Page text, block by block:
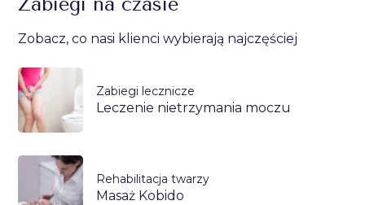
Zobacz, co nasi klienci wybierają najczęściej
Zabiegi lecznicze
Leczenie nietrzymania moczu
Rehabilitacja twarzy
Masaż Kobido